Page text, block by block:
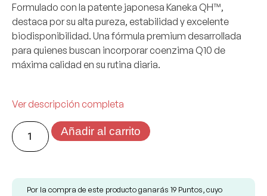
Formulado con la patente japonesa Kaneka QH™,
destaca por su alta pureza, estabilidad y excelente
biodisponibilidad. Una fórmula premium desarrollada
para quienes buscan incorporar coenzima Q10 de
máxima calidad en su rutina diaria.
Ver descripción completa
Añadir al carrito
Por la compra de este producto ganarás 19 Puntos, cuyo